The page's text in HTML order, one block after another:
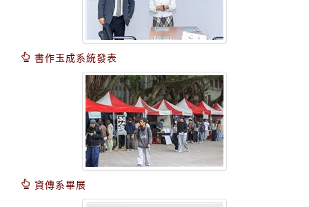
書作玉成系統發表
資傳系畢展